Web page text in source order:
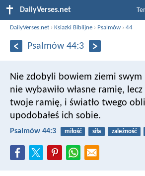
DailyVerses.net
DailyVerses.net ›Ksiazki Biblijne › Psalmów ›44
Psalmów 44:3
Nie zdobyli bowiem ziemi swym
nie wybawiło własne ramię,
twoje ramię, i światło twego
upodobałeś ich sobie.
Psalmów 44:3 miłość siła zależność